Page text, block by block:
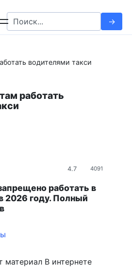
Search
for:
водителями такси
работать
4091
4.7
работать в
2026 году. Полный
материал В интернете